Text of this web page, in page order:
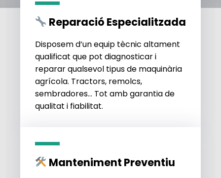
Reparació Especialitzada
Disposem d’un equip tècnic altament
qualificat que pot diagnosticar i
reparar qualsevol tipus de maquinària
agrícola. Tractors, remolcs,
sembradores… Tot amb garantia de
qualitat i fiabilitat.
Manteniment Preventiu